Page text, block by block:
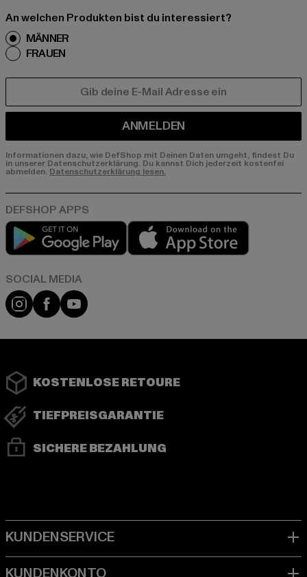
An welchen Produkten bist du interessiert?
MÄNNER
FRAUEN
ANMELDEN
Informationen dazu, wie DefShop mit Deinen Daten umgeht, findest Du
in unserer Datenschutzerklärung. Du kannst Dich jederzeit kostenfei
abmelden. Datenschutzerklärung lesen.
Play market
Instagram
FacebookYouTube
KOSTENLOSE RETOURE
TIEFPREISGARANTIE
SICHERE BEZAHLUNG